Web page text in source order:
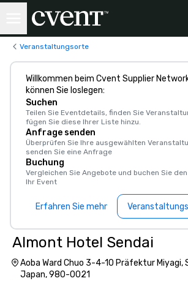
Veranstaltungsorte
Willkommen beim Cvent Supplier
können Sie loslegen:
Suchen
Teilen Sie Eventdetails, finden Sie
fügen Sie diese Ihrer Liste hinzu.
Anfrage senden
Überprüfen Sie Ihre ausgewählten
senden Sie eine Anfrage
Buchung
Vergleichen Sie Angebote und buchen Sie
Ihr Event
Erfahren Sie mehr
Almont Hotel Sendai
Aoba Ward Chuo 3-4-10 Präfektur Miyagi,
Japan, 980-0021